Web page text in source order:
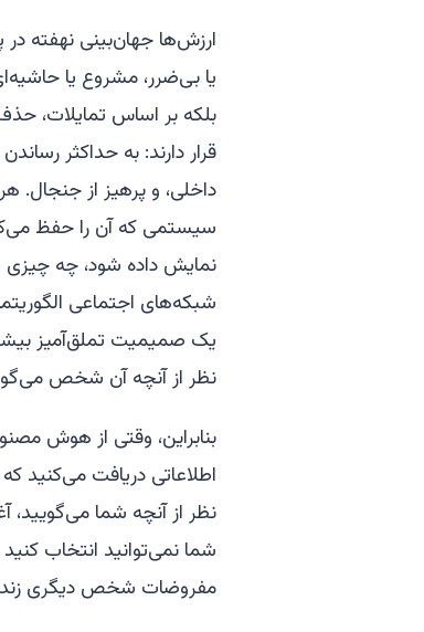
ارزش‌ها جهان‌بینی نهفته
یا بی‌ضرر، مشروع یا
بلکه بر اساس تمایلات،
قرار دارند: به حداکثر
داخلی، و پرهیز از جنجال.
سیستمی که آن را حفظ
نمایش داده شود، چه چیزی
شبکه‌های اجتماعی
یک صمیمیت تملق‌آمیز
نظر از آنچه آن شخص
بنابراین، وقتی از هوش
اطلاعاتی دریافت
نظر از آنچه شما
شما نمی‌توانید انتخاب
مفروضات شخص دیگری